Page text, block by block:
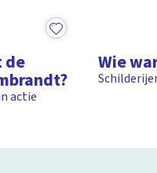
de
actie
Wie